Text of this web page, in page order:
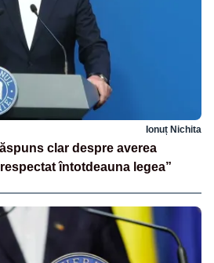
Ionuț Nichita
clar despre averea
întotdeauna legea”